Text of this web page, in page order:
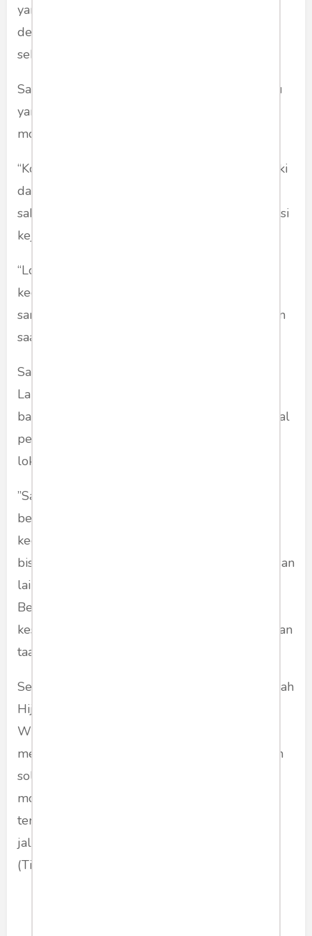
yang tergelincir akibat ceceran solar ditambah
dengan hujan yang lumayan deras di pagi itu
sehingga kondisi jalanpun semakin licin.
Satu diantaranya memakan korban seorang ibu
yang tergelincir dan masuk ke dalam kolong
mobil yang sedang melintas.
“Korban luka berat, sepertinya patah tulang kaki
dan saat itu juga langsung dibawa ke rumah
sakit,” kata seorang warga yang ditemui di lokasi
kejadian.
“Lokasi kejadian memang sering terjadi
kecelakaan, tapi sudah langsung disiram pasir
sama petugas dari Polresta,” ujarnya warga lain
saat dilokasi.
Saat dikonfirmasi, Kasatlantas Polresta Bandar
Lampung, Kompol Ridho Rafika mengatakan
bahwa anggotanya telah melakukan upaya awal
penanggulangan dengan menyiram pasir di
lokasi kejadian tersebut.
”Saya menghimbau pengendara agar lebih
berhati-hati dalam berkendara. Faktor
kecelakaan dapat disebabkan oleh banyak hal,
bisa karena kondisi cuaca, hujan, kondisi jalan dan
lain-lain.
Berkendaralah dengan memperhatikan
keselamatan diri dan orang lain. Tetap patuh dan
taati aturan berlalu lintas,” pungkasnya.
Sementara pengawas SPBU 24.351137 Lembah
Hijau saat di konfirmasi media melalui via
WhatsApp dirinya enggan berkomentar tidak
menjawab konfirmasi terkait dugaan tumpahan
solar tersebut diduga berasal dari kendaraan
modifikasi usai melakukan pengisian di SPBU
tersebut dan dugaan SPBU sering membuka
jalur pengecoran bagi kendaraan modifikasi .
(Tim)